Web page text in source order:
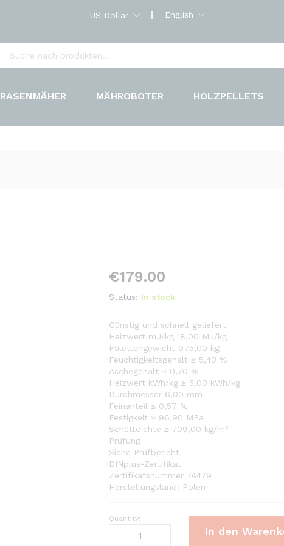
US Dollar English
RASENMÄHER MÄHROBOTER HOLZPELLETS
€179.00
Status: In stock
Günstig und schnell geliefert
Heizwert mJ/kg 18,00 MJ/kg
Palettengewicht 975,00 kg
Feuchtigkeitsgehalt ≤ 5,40 %
Aschegehalt ≤ 0,70 %
Heizwert kWh/kg ≥ 5,00 kWh/kg
Durchmesser 6,00 mm
Feinanteil ≤ 0,57 %
Festigkeit ≥ 96,90 MPa
Schüttdichte ≥ 709,00 kg/m³
Prüfung
Siehe Prüfbericht
DINplus-Zertifikat
Zertifikatsnummer 7A479
Herstellungsland: Polen
Holzpellets
Quantity:
In den